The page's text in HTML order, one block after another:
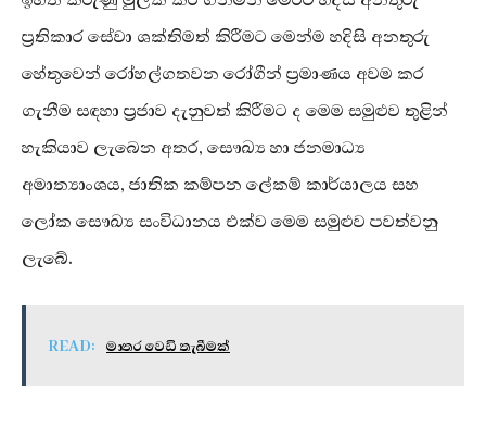
ප්‍රතිකාර සේවා ශක්තිමත් කිරීමට මෙන්ම හදිසි අනතුරු
හේතුවෙන් රෝහල්ගතවන රෝගීන් ප්‍රමාණය අවම කර
ගැනීම සඳහා ප්‍රජාව දැනුවත් කිරීමට ද මෙම සමුළුව තුළින්
හැකියාව ලැබෙන අතර, සෞඛ්‍ය හා ජනමාධ්‍ය
අමාත්‍යාංශය, ජාතික කම්පන ලේකම් කාර්යාලය සහ
ලෝක සෞඛ්‍ය සංවිධානය එක්ව මෙම සමුළුව පවත්වනු
ලැබේ.
READ: මාතර වෙඩි තැබීමක්